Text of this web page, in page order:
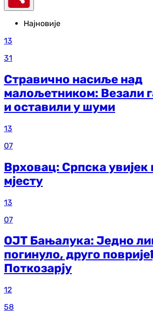
Најновије
13
31
Стравично насиље над
малољетником: Везали
и оставили у шуми
13
07
Врховац: Српска увијек
мјесту
13
07
ОЈТ Бањалука: Једно
погинуло, друго
Поткозарју
12
58